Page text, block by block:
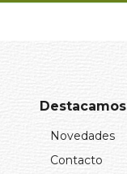
Destacamos
Novedades
Contacto